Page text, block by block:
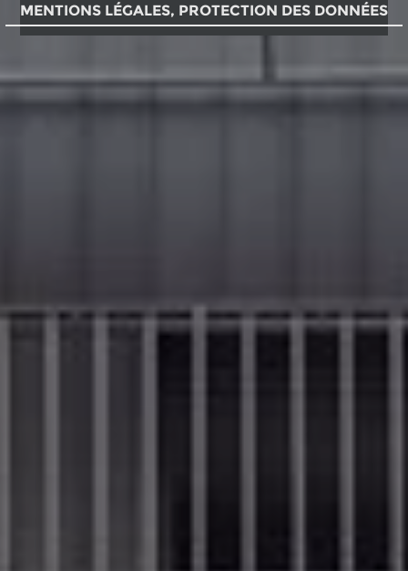
MENTIONS LÉGALES, PROTECTION DES DONNÉES